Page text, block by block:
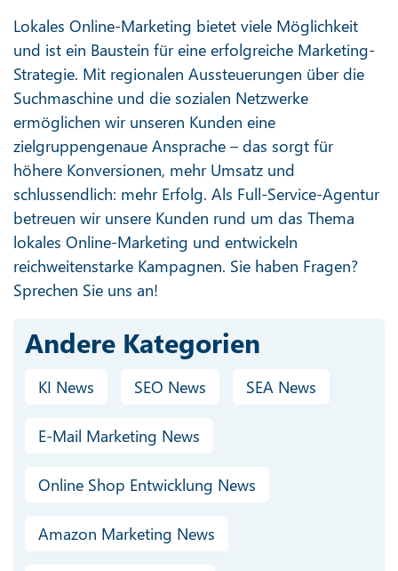
Andere Kategorien
KI News SEO News SEA News
E-Mail Marketing News
Online Shop Entwicklung News
Amazon Marketing News
Lokales Online-Marketing bietet viele Möglichkeit
und ist ein Baustein für eine erfolgreiche Marketing-
Strategie. Mit regionalen Aussteuerungen über die
Suchmaschine und die sozialen Netzwerke
ermöglichen wir unseren Kunden eine
zielgruppengenaue Ansprache – das sorgt für
höhere Konversionen, mehr Umsatz und
schlussendlich: mehr Erfolg. Als Full-Service-Agentur
betreuen wir unsere Kunden rund um das Thema
lokales Online-Marketing und entwickeln
reichweitenstarke Kampagnen. Sie haben Fragen?
Sprechen Sie uns an!